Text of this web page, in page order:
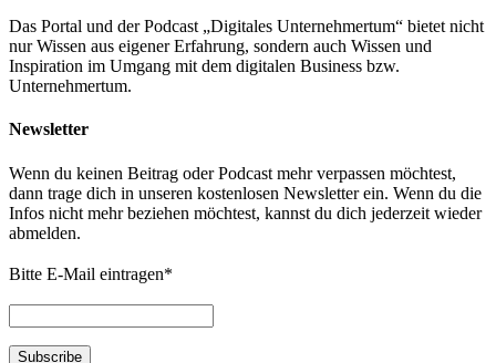
Das Portal und der Podcast „Digitales Unternehmertum“ bietet nicht
nur Wissen aus eigener Erfahrung, sondern auch Wissen und
Inspiration im Umgang mit dem digitalen Business bzw.
Unternehmertum.
Newsletter
Wenn du keinen Beitrag oder Podcast mehr verpassen möchtest,
dann trage dich in unseren kostenlosen Newsletter ein. Wenn du die
Infos nicht mehr beziehen möchtest, kannst du dich jederzeit wieder
abmelden.
Bitte E-Mail eintragen*